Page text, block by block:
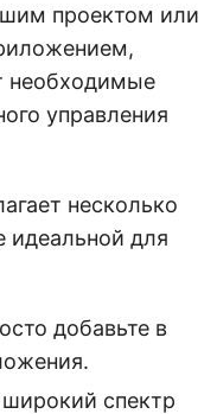
проектом или
необходимые
управления
несколько
идеальной для
добавьте в
спектр